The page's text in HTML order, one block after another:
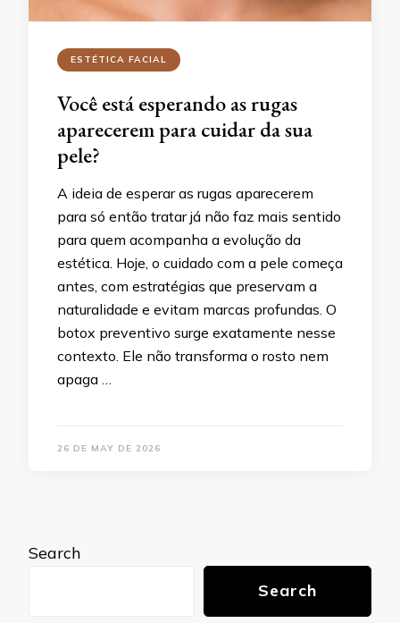
ESTÉTICA FACIAL
Você está esperando as rugas
aparecerem para cuidar da sua
pele?
A ideia de esperar as rugas aparecerem
para só então tratar já não faz mais sentido
para quem acompanha a evolução da
estética. Hoje, o cuidado com a pele começa
antes, com estratégias que preservam a
naturalidade e evitam marcas profundas. O
botox preventivo surge exatamente nesse
contexto. Ele não transforma o rosto nem
apaga …
26 DE MAY DE 2026
Search
Search